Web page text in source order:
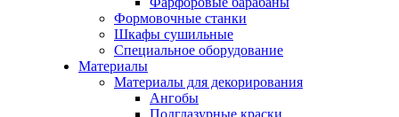
Формовочные станки
Шкафы сушильные
Специальное оборудование
Материалы
Материалы для декорирования
Ангобы
Подглазурные краски